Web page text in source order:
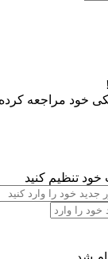
خود مراجعه
تنظیم کنید